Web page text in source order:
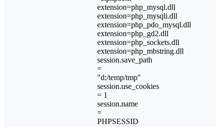
extension=php_mysql.dll
extension=php_mysqli.dll
extension=php_pdo_mysql.dll
extension=php_gd2.dll
extension=php_sockets.dll
extension=php_mbstring.dll
session.save_path
=
"d:/temp/tmp"
session.use_cookies
= 1
session.name
=
PHPSESSID